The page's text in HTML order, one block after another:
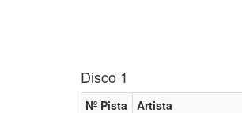
Disco 1
Nº Pista Artista